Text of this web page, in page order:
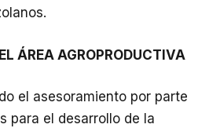
ÁREA AGROPRODUCTIVA
el asesoramiento por parte
para el desarrollo de la